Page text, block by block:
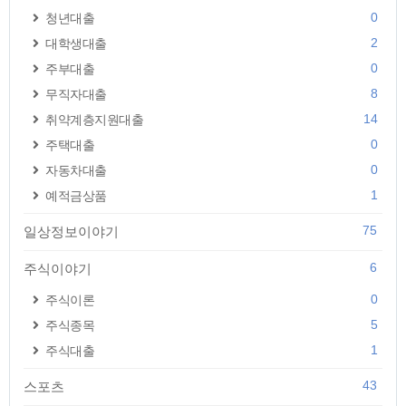
청년대출
0
대학생대출
2
주부대출
0
무직자대출
8
취약계층지원대출
14
주택대출
0
자동차대출
0
예적금상품
1
일상정보이야기 75
주식이야기 6
주식이론
0
주식종목
5
주식대출
1
스포츠 43